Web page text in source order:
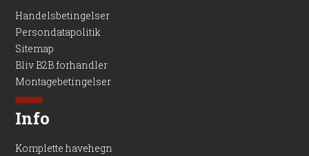
Handelsbetingelser
Persondatapolitik
Sitemap
Bliv B2B forhandler
Montagebetingelser
Info
Komplette havehegn